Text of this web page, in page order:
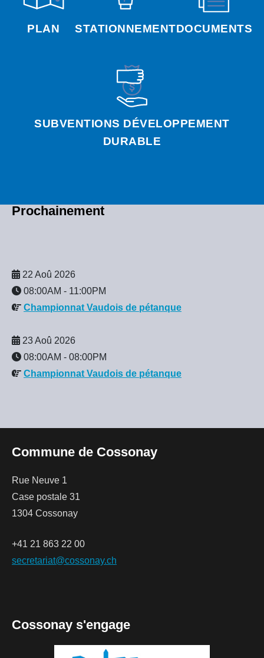
PLAN STATIONNEMENTDOCUMENTS
SUBVENTIONS DÉVELOPPEMENT
DURABLE
Prochainement
22 Aoû 2026
08:00AM - 11:00PM
Championnat Vaudois de pétanque
23 Aoû 2026
08:00AM - 08:00PM
Championnat Vaudois de pétanque
Commune de Cossonay
Rue Neuve 1
Case postale 31
1304 Cossonay
+41 21 863 22 00
secretariat@cossonay.ch
Cossonay s'engage